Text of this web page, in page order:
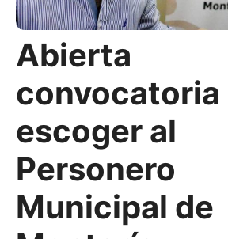
Abierta
convocatoria
escoger al
Personero
Municipal de